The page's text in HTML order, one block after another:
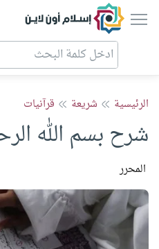
إسلام أون لاين
الرئيسية شريعة قرآنيات
شرح بسم الله
المحرر